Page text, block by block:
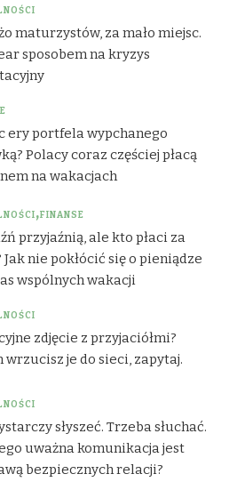
maturzystów, za mało miejsc.
sposobem na kryzys
ery portfela wypchanego
Polacy coraz częściej płacą
na wakacjach
FINANSE
przyjaźnią, ale kto płaci za
Jak nie pokłócić się o pieniądze
wspólnych wakacji
zdjęcie z przyjaciółmi?
wrzucisz je do sieci, zapytaj.
słyszeć. Trzeba słuchać.
uważna komunikacja jest
bezpiecznych relacji?